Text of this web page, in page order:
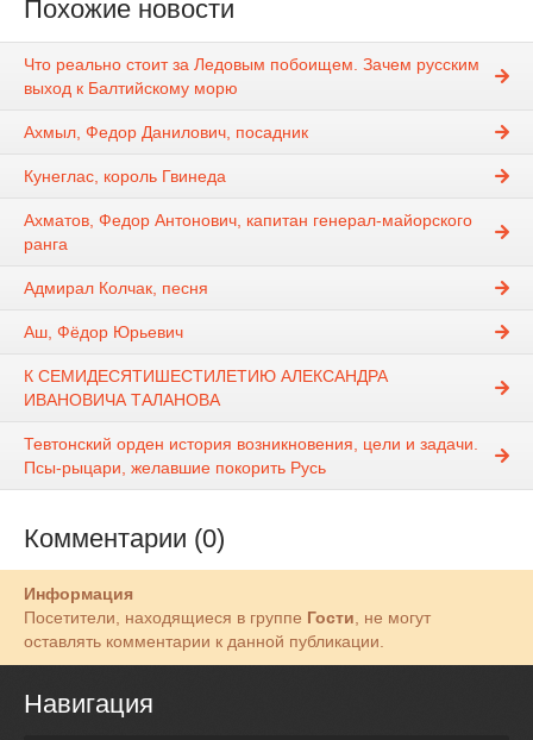
Похожие новости
Что реально стоит за Ледовым побоищем. Зачем русским
выход к Балтийскому морю
Ахмыл, Федор Данилович, посадник
Кунеглас, король Гвинеда
Ахматов, Федор Антонович, капитан генерал-майорского
ранга
Адмирал Колчак, песня
Аш, Фёдор Юрьевич
К СЕМИДЕСЯТИШЕСТИЛЕТИЮ АЛЕКСАНДРА
ИВАНОВИЧА ТАЛАНОВА
Тевтонский орден история возникновения, цели и задачи.
Псы-рыцари, желавшие покорить Русь
Комментарии (0)
Информация
Посетители, находящиеся в группе Гости , не могут
оставлять комментарии к данной публикации.
Навигация